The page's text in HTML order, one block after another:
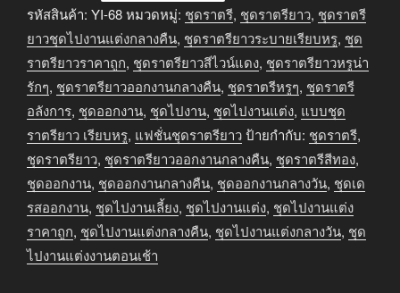
ราตรี
ยาว
ออกงาน
กลาง
คืน
สี
ไวน์
แดง
ชิ้น
รหัสสินค้า: YI-68หมวดหมู่: ชุดราตรี, ชุดราตรียาว, ชุดราตรี
ยาวชุดไปงานแต่งกลางคืน, ชุดราตรียาวระบายเรียบหรู, ชุด
ราตรียาวราคาถูก, ชุดราตรียาวสีไวน์แดง, ชุดราตรียาวหรูน่า
รักๆ, ชุดราตรียาวออกงานกลางคืน, ชุดราตรีหรูๆ, ชุดราตรี
อลังการ, ชุดออกงาน, ชุดไปงาน, ชุดไปงานแต่ง, แบบชุด
ราตรียาว เรียบหรู, แฟชั่นชุดราตรียาวป้ายกำกับ: ชุดราตรี,
ชุดราตรียาว, ชุดราตรียาวออกงานกลางคืน, ชุดราตรีสีทอง,
ชุดออกงาน, ชุดออกงานกลางคืน, ชุดออกงานกลางวัน, ชุดเด
รสออกงาน, ชุดไปงานเลี้ยง, ชุดไปงานแต่ง, ชุดไปงานแต่ง
ราคาถูก, ชุดไปงานแต่งกลางคืน, ชุดไปงานแต่งกลางวัน, ชุด
ไปงานแต่งงานตอนเช้า